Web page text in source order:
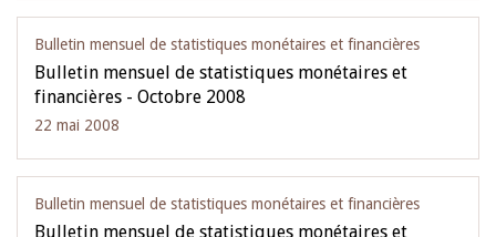
Bulletin mensuel de statistiques monétaires et financières
Bulletin mensuel de statistiques monétaires et
financières - Octobre 2008
22 mai 2008
Bulletin mensuel de statistiques monétaires et financières
Bulletin mensuel de statistiques monétaires et